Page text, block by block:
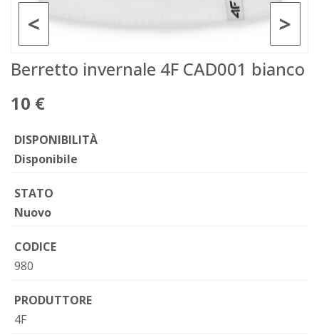
>
<
Berretto invernale 4F CAD001 bianco
10 €
DISPONIBILITÀ
Disponibile
STATO
Nuovo
CODICE
980
PRODUTTORE
4F